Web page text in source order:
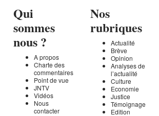
Qui
sommes
nous ?
A propos
Charte des
commentaires
Point de vue
JNTV
Vidéos
Nous
contacter
Nos
rubriques
Actualité
Brève
Opinion
Analyses de
l’actualité
Culture
Economie
Justice
Témoignage
Edition